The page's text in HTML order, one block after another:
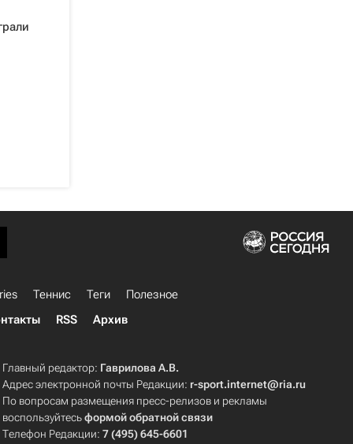
Теннис Теги
Полезное
RSS Архив
Главный редактор: Гаврилова А.В.
Адрес электронной почты Редакции: r-sport.internet@ria.ru
По вопросам размещения пресс-релизов и рекламы
воспользуйтесьформой обратной связи
Телефон Редакции:7 (495) 645-6601